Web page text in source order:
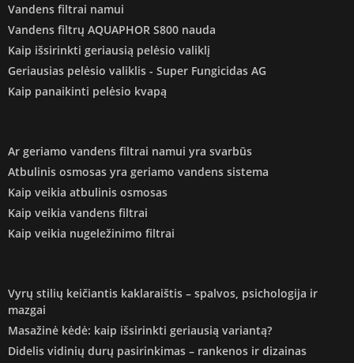
Vandens filtrai namui
Vandens filtrų AQUAPHOR S800 nauda
Kaip išsirinkti geriausią pelėsio valiklį
Geriausias pelėsio valiklis - Super Fungicidas AG
Kaip panaikinti pelėsio kvapą
Ar geriamo vandens filtrai namui yra svarbūs
Atbulinis osmosas yra geriamo vandens sistema
Kaip veikia atbulinis osmosas
Kaip veikia vandens filtrai
Kaip veikia nugeležinimo filtrai
Vyrų stilių keičiantis kaklaraištis – spalvos, psichologija ir
mazgai
Masažinė kėdė: kaip išsirinkti geriausią variantą?
Didelis vidinių durų pasirinkimas – rankenos ir dizainas